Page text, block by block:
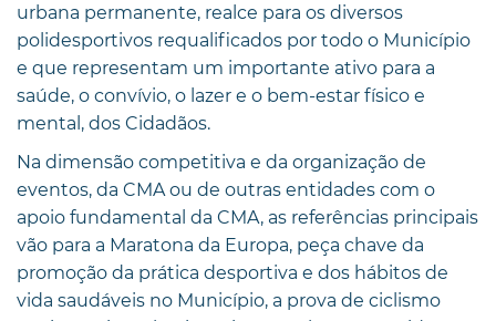
urbana permanente, realce para os diversos
polidesportivos requalificados por todo o Município
e que representam um importante ativo para a
saúde, o convívio, o lazer e o bem-estar físico e
mental, dos Cidadãos.
Na dimensão competitiva e da organização de
eventos, da CMA ou de outras entidades com o
apoio fundamental da CMA, as referências principais
vão para a Maratona da Europa, peça chave da
promoção da prática desportiva e dos hábitos de
vida saudáveis no Município, a prova de ciclismo